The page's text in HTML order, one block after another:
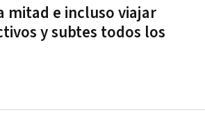
mitad e incluso viajar
y subtes todos los